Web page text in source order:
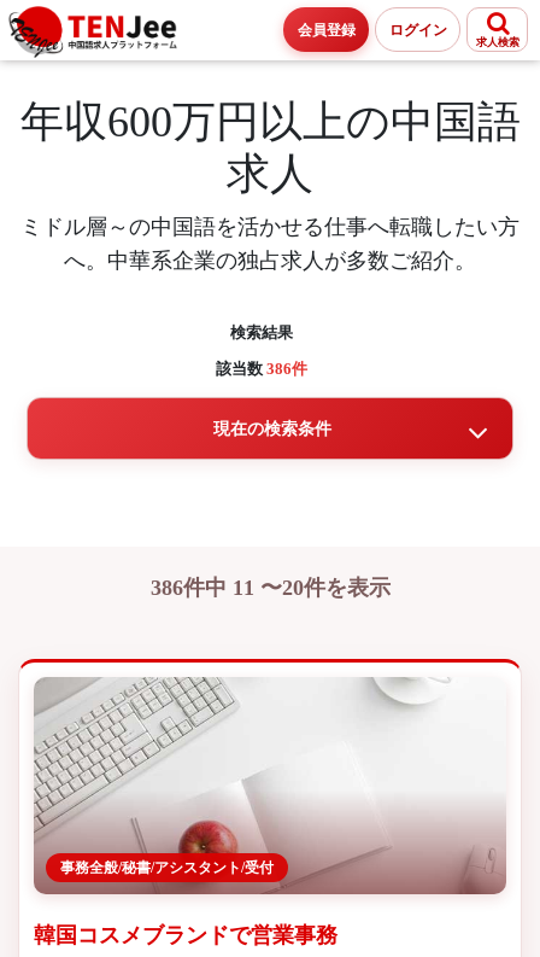
会員登録 ログイン
求人検索
年収600万円以上の中国語
求人
ミドル層～の中国語を活かせる仕事へ転職したい方
へ。中華系企業の独占求人が多数ご紹介。
検索結果
該当数 386件
現在の検索条件
386件中 11 〜20件を表示
事務全般/秘書/アシスタント/受付
韓国コスメブランドで営業事務